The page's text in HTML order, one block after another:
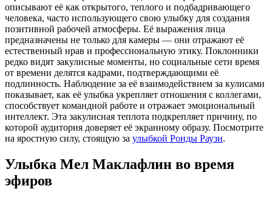
описывают её как открытого, теплого и подбадривающего
человека, часто использующего свою улыбку для создания
позитивной рабочей атмосферы. Её выражения лица
предназначены не только для камеры — они отражают её
естественный нрав и профессиональную этику. Поклонники
редко видят закулисные моменты, но социальные сети время
от времени делятся кадрами, подтверждающими её
подлинность. Наблюдение за её взаимодействием за кулисами
показывает, как её улыбка укрепляет отношения с коллегами,
способствует командной работе и отражает эмоциональный
интеллект. Эта закулисная теплота подкрепляет причину, по
которой аудитория доверяет её экранному образу. Посмотрите
на яростную силу, стоящую за улыбкой Ронды Раузи.
Улыбка Мел Маклафлин во время
эфиров